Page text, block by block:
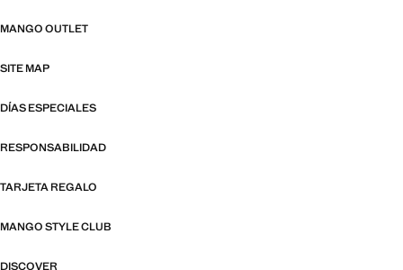
MANGO OUTLET
SITE MAP
DÍAS ESPECIALES
RESPONSABILIDAD
TARJETA REGALO
MANGO STYLE CLUB
DISCOVER